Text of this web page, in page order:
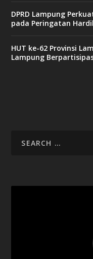
DPRD Lampung
pada Peringatan
HUT ke-62 Provinsi
Lampung